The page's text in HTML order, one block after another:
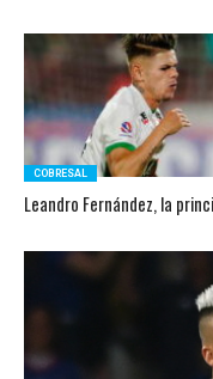
COBRESAL
Leandro Fernández, la